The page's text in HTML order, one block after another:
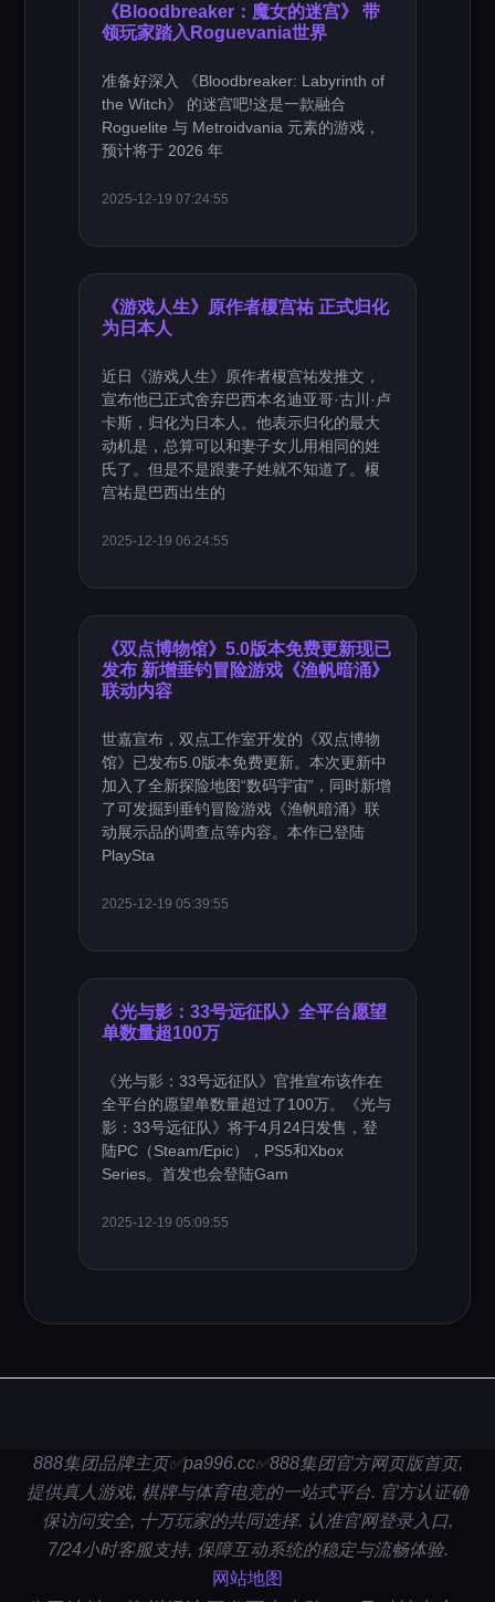
《Bloodbreaker：魔女的迷宫》 带
领玩家踏入Roguevania世界
准备好深入 《Bloodbreaker: Labyrinth of
the Witch》 的迷宫吧!这是一款融合
Roguelite 与 Metroidvania 元素的游戏，
预计将于 2026 年
2025-12-19 07:24:55
《游戏人生》原作者榎宫祐 正式归化
为日本人
近日《游戏人生》原作者榎宫祐发推文，
宣布他已正式舍弃巴西本名迪亚哥·古川·卢
卡斯，归化为日本人。他表示归化的最大
动机是，总算可以和妻子女儿用相同的姓
氏了。但是不是跟妻子姓就不知道了。榎
宫祐是巴西出生的
2025-12-19 06:24:55
《双点博物馆》5.0版本免费更新现已
发布 新增垂钓冒险游戏《渔帆暗涌》
联动内容
世嘉宣布，双点工作室开发的《双点博物
馆》已发布5.0版本免费更新。本次更新中
加入了全新探险地图“数码宇宙”，同时新增
了可发掘到垂钓冒险游戏《渔帆暗涌》联
动展示品的调查点等内容。本作已登陆
PlaySta
2025-12-19 05:39:55
《光与影：33号远征队》全平台愿望
单数量超100万
《光与影：33号远征队》官推宣布该作在
全平台的愿望单数量超过了100万。《光与
影：33号远征队》将于4月24日发售，登
陆PC（Steam/Epic），PS5和Xbox
Series。首发也会登陆Gam
2025-12-19 05:09:55
888集团品牌主页✅pa996.cc✅888集团官方网页版首页,
提供真人游戏, 棋牌与体育电竞的一站式平台. 官方认证确
保访问安全, 十万玩家的共同选择. 认准官网登录入口,
7/24小时客服支持, 保障互动系统的稳定与流畅体验.
网站地图